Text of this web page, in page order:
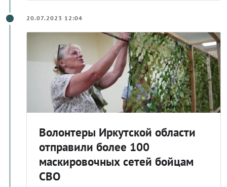
20.07.2023 12:04
Волонтеры Иркутской области
отправили более 100
маскировочных сетей бойцам
СВО